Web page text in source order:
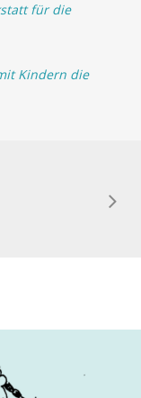
für die
Kindern die